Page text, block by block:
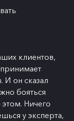
клиентов,
И он сказал
бояться
Ничего
у эксперта,